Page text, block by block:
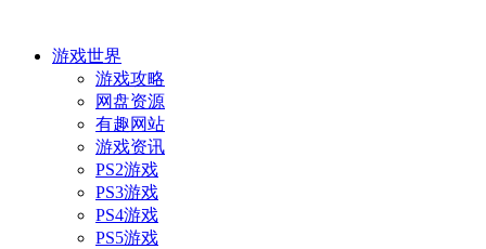
游戏世界
游戏攻略
网盘资源
有趣网站
游戏资讯
PS2游戏
PS3游戏
PS4游戏
PS5游戏